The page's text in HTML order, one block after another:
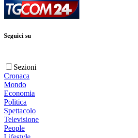
Seguici su
Sezioni
Cronaca
Mondo
Economia
Politica
Spettacolo
Televisione
People